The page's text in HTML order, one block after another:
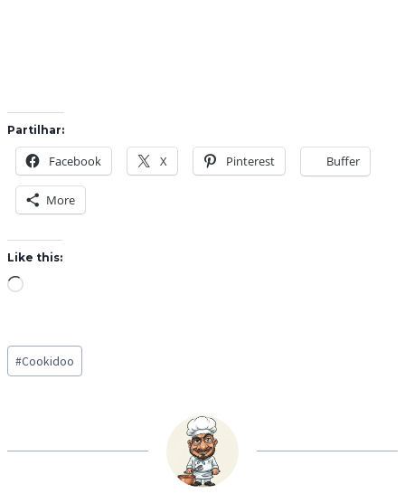
Partilhar:
Facebook X Pinterest Buffer
More
Like this:
L
d
i
…
Post
Tags:
#Cookidoo